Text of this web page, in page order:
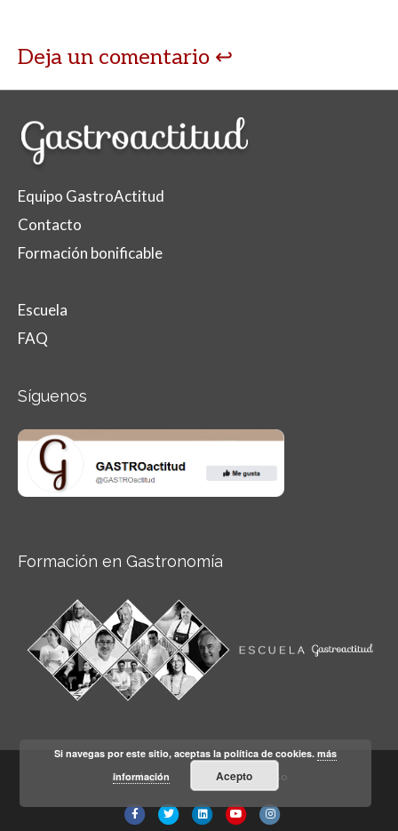
Deja un comentario
Equipo GastroActitud
Contacto
Formación bonificable
Escuela
FAQ
Síguenos
Formación en Gastronomía
Aviso legal Condiciones de Uso
FacebookTwitterLinkedinYoutubeInstagram
Si navegas por este sitio, aceptas la política de cookies.más
información
Acepto